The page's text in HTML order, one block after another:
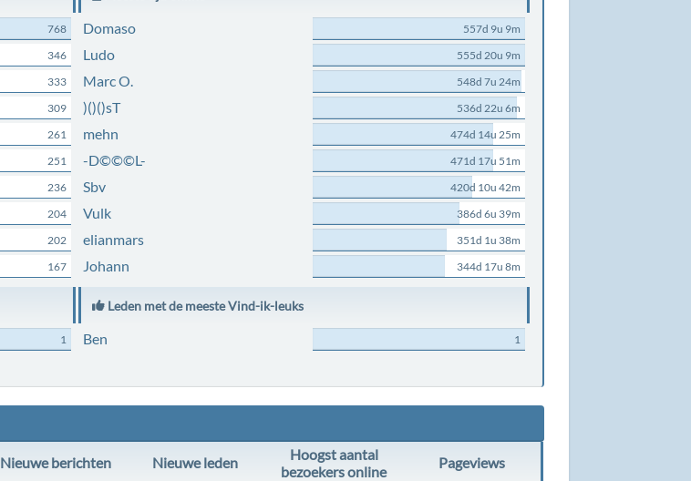
768
346
333
309
261
251
236
204
202
167
Domaso 557d 9u 9m
Ludo 555d 20u 9m
Marc O. 548d 7u 24m
)()()sT 536d 22u 6m
mehn 474d 14u 25m
-D©©©L- 471d 17u 51m
Sbv 420d 10u 42m
Vulk 386d 6u 39m
elianmars 351d 1u 38m
Johann 344d 17u 8m
1
Leden met de meeste Vind-ik-leuks
Ben 1
Nieuwe berichten Nieuwe leden
Hoogst aantal
bezoekers online
Pageviews